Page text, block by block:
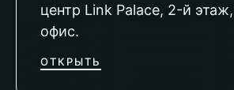
центр Link Palace, 2-й
офис.
ОТКРЫТЬ